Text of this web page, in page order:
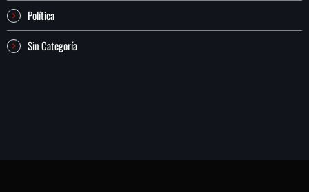
Política
Sin Categoría